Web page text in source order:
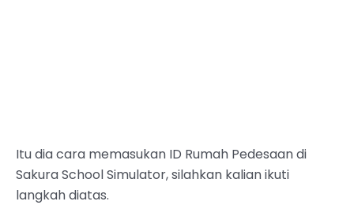
Itu dia cara memasukan ID Rumah Pedesaan di
Sakura School Simulator, silahkan kalian ikuti
langkah diatas.